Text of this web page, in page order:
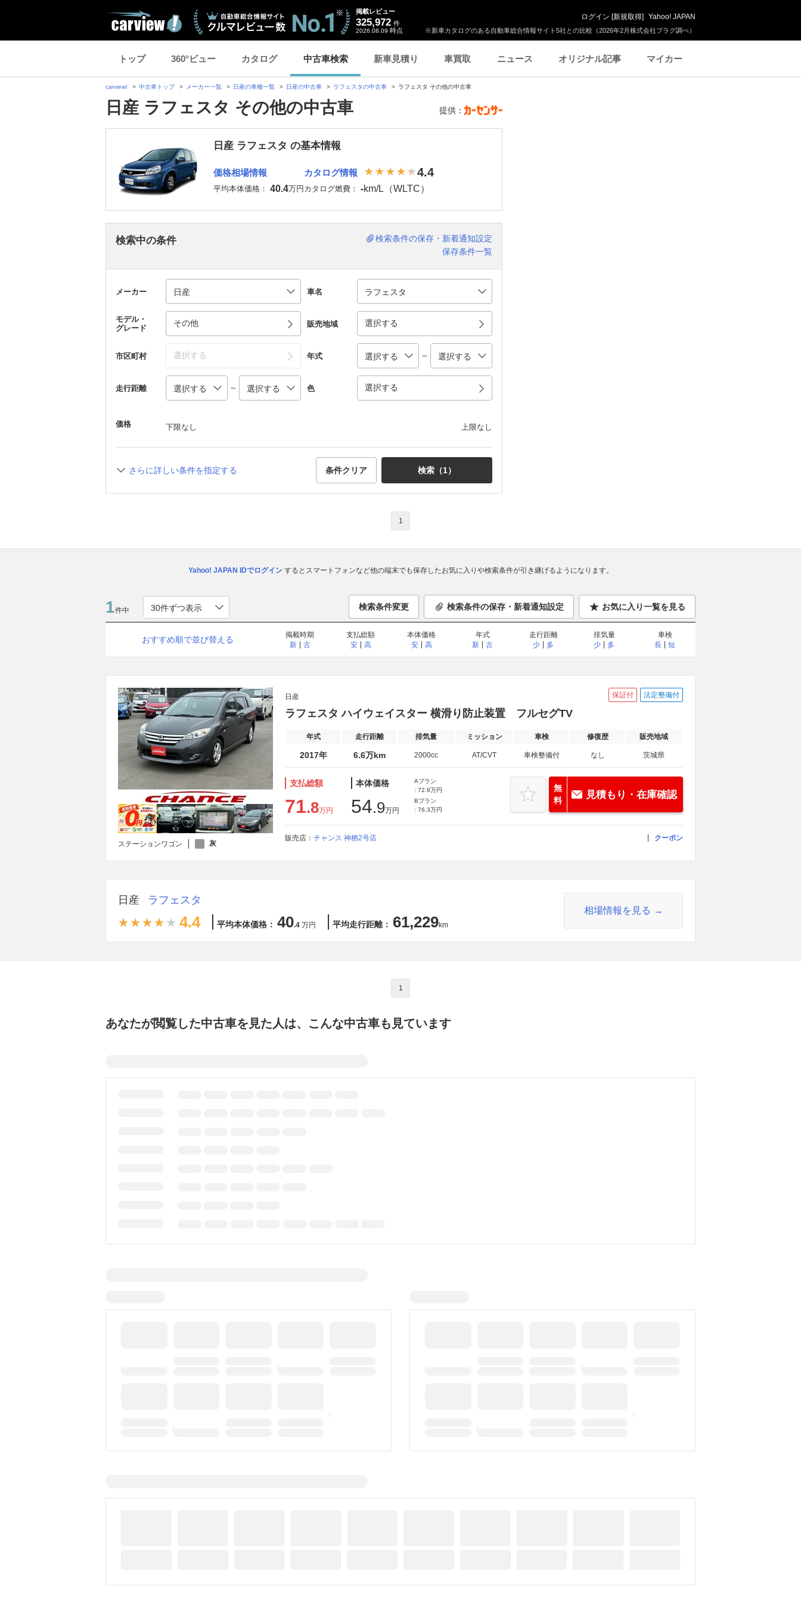
※新車カタログのある自動車総合情報サイト5社との比較（2026年2月株式会社プラグ調べ）
掲載レビュー
325,972 件
2026.08.09 時点
ログイン [新規取得] Yahoo! JAPAN
トップ 360°ビュー カタログ 中古車検索 新車見積り 車買取 ニュース オリジナル記事 マイカー
carview! 中古車トップ メーカー一覧 日産の車種一覧 日産の中古車 ラフェスタの中古車 ラフェスタ その他の中古車
日産 ラフェスタ その他の中古車 提供：
日産 ラフェスタ の基本情報
価格相場情報
平均本体価格： 40.4万円
カタログ情報 4.4
カタログ燃費： -km/L（WLTC）
検索中の条件
検索条件の保存・新着通知設定
保存条件一覧
メーカー 車名
モデル・
グレード
その他 販売地域 選択する
市区町村 選択する 年式 ～
走行距離 ～ 色 選択する
価格 下限なし 上限なし
さらに詳しい条件を指定する 条件クリア 検索（1）
1
Yahoo! JAPAN IDでログインするとスマートフォンなど他の端末でも保存したお気に入りや検索条件が引き継げるようになります。
1件中 検索条件変更 検索条件の保存・新着通知設定 お気に入り一覧を見る
おすすめ順で並び替える
掲載時期
新
古
支払総額
安
高
本体価格
安
高
年式
新
古
走行距離
少
多
排気量
少
多
車検
長
短
ステーションワゴン 灰
日産 保証付 法定整備付
ラフェスタ ハイウェイスター 横滑り防止装置 フルセグTV
年式 走行距離 排気量 ミッション 車検 修復歴 販売地域
2017年 6.6万km 2000cc AT/CVT 車検整備付 なし 茨城県
支払総額
71.8万円
本体価格
54.9万円
Aプラン
: 72.9万円
Bプラン
: 76.3万円
無
料
見積もり・在庫確認
販売店： チャンス 神栖2号店 クーポン
日産 ラフェスタ
4.4 平均本体価格： 40.4 万円 平均走行距離： 61,229km
相場情報を見る
1
あなたが閲覧した中古車を見た人は、こんな中古車も見ています